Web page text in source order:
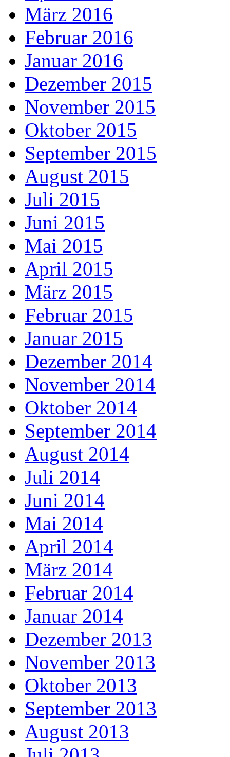
März 2016
Februar 2016
Januar 2016
Dezember 2015
November 2015
Oktober 2015
September 2015
August 2015
Juli 2015
Juni 2015
Mai 2015
April 2015
März 2015
Februar 2015
Januar 2015
Dezember 2014
November 2014
Oktober 2014
September 2014
August 2014
Juli 2014
Juni 2014
Mai 2014
April 2014
März 2014
Februar 2014
Januar 2014
Dezember 2013
November 2013
Oktober 2013
September 2013
August 2013